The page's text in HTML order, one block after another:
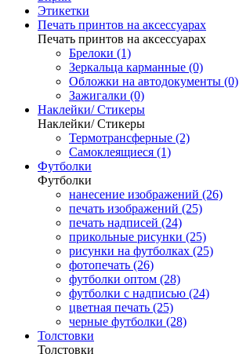
Этикетки
Печать принтов на аксессуарах
Печать принтов на аксессуарах
Брелоки (1)
Зеркальца карманные (0)
Обложки на автодокументы (0)
Зажигалки (0)
Наклейки/ Стикеры
Наклейки/ Стикеры
Термотрансферные (2)
Самоклеящиеся (1)
Футболки
Футболки
нанесение изображений (26)
печать изображений (25)
печать надписей (24)
прикольные рисунки (25)
рисунки на футболках (25)
фотопечать (26)
футболки оптом (28)
футболки с надписью (24)
цветная печать (25)
черные футболки (28)
Толстовки
Толстовки